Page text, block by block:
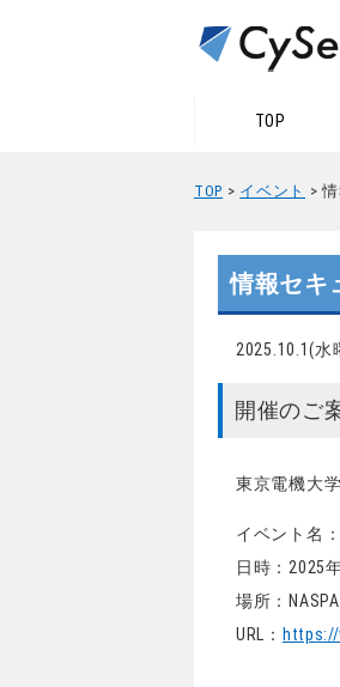
TOP
TOP > イベント >
情報セキ
2025.10.1(水
開催のご
東京電機大
イベント名
日時：2025
場所：
URL：